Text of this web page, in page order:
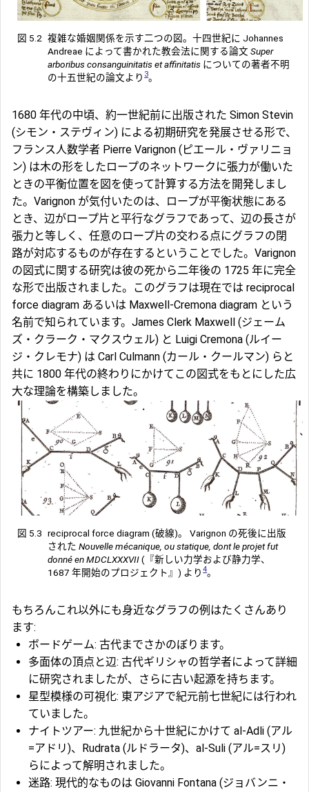
図 5.2 複雑な婚姻関係を示す二つの図。十四世紀に Johannes
Andreae によって書かれた教会法に関する論文Super
arboribus consanguinitatis et affinitatis についての著者不明
の十五世紀の論文より3。
1680 年代の中頃、約一世紀前に出版された Simon Stevin
(シモン・ステヴィン) による初期研究を発展させる形で、
フランス人数学者 Pierre Varignon (ピエール・ヴァリニョ
ン) は木の形をしたロープのネットワークに張力が働いた
ときの平衡位置を図を使って計算する方法を開発しまし
た。Varignon が気付いたのは、ロープが平衡状態にある
とき、辺がロープ片と平行なグラフであって、辺の長さが
張力と等しく、任意のロープ片の交わる点にグラフの閉
路が対応するものが存在するということでした。Varignon
の図式に関する研究は彼の死から二年後の 1725 年に完全
な形で出版されました。このグラフは現在では reciprocal
force diagram あるいは Maxwell-Cremona diagram という
名前で知られています。James Clerk Maxwell (ジェーム
ズ・クラーク・マクスウェル) と Luigi Cremona (ルイー
ジ・クレモナ) は Carl Culmann (カール・クールマン) らと
共に 1800 年代の終わりにかけてこの図式をもとにした広
大な理論を構築しました。
図 5.3 reciprocal force diagram (破線)。 Varignon の死後に出版
されたNouvelle mécanique, ou statique, dont le projet fut
donné en MDCLXXXVII(『新しい力学および静力学、
1687 年開始のプロジェクト』) より4。
もちろんこれ以外にも身近なグラフの例はたくさんあり
ます:
ボードゲーム: 古代までさかのぼります。
多面体の頂点と辺: 古代ギリシャの哲学者によって詳細
に研究されましたが、さらに古い起源を持ちます。
星型模様の可視化: 東アジアで紀元前七世紀には行われ
ていました。
ナイトツアー: 九世紀から十世紀にかけて al-Adli (アル
=アドリ)、Rudrata (ルドラータ)、al-Suli (アル=スリ)
らによって解明されました。
迷路: 現代的なものは Giovanni Fontana (ジョバンニ・